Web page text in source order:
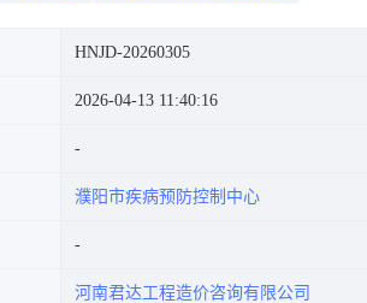
HNJD-20260305
2026-04-13 11:40:16
濮阳市疾病预防控制中心
河南君达工程造价咨询有限公司